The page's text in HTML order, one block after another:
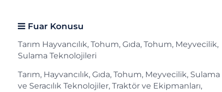
Fuar Konusu
Tarım Hayvancılık, Tohum, Gıda, Tohum, Meyvecilik,
Sulama Teknolojileri
Tarım, Hayvancılık, Gıda, Tohum, Meyvecilik, Sulama
ve Seracılık Teknolojiler, Traktör ve Ekipmanları,